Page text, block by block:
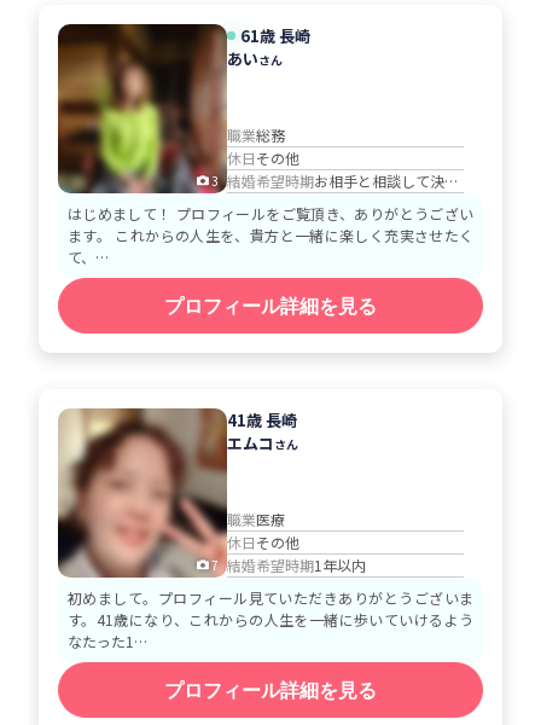
3
61歳 長崎
あいさん
職業総務
休日その他
結婚希望時期
お相手と相談して決める
はじめまして！ プロフィールをご覧頂き、ありがとうござい
ます。 これからの人生を、貴方と一緒に楽しく充実させたく
て、…
プロフィール詳細を見る
7
41歳 長崎
エムコ さん
職業医療
休日その他
結婚希望時期1年以内
初めまして。プロフィール見ていただきありがとうございま
す。41歳になり、これからの人生を一緒に歩いていけるよう
なたった1…
プロフィール詳細を見る